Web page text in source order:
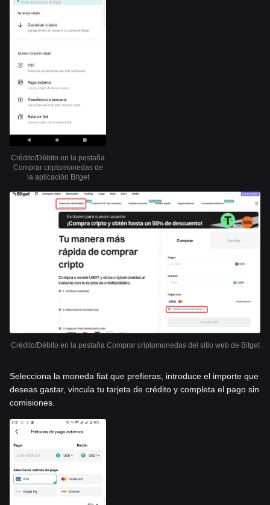
Crédito/Débito en la pestaña
Comprar criptomonedas de
la aplicación Bitget
Crédito/Débito en la pestaña Comprar criptomonedas del sitio web de Bitget
Selecciona la moneda fiat que prefieras, introduce el importe que
deseas gastar, vincula tu tarjeta de crédito y completa el pago sin
comisiones.